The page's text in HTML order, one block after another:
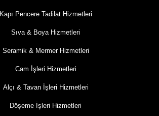
Kapı Pencere Tadilat Hizmetleri
Sıva & Boya Hizmetleri
Seramik & Mermer Hizmetleri
Cam İşleri Hizmetleri
Alçı & Tavan İşleri Hizmetleri
Döşeme İşleri Hizmetleri